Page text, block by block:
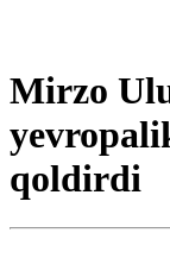
Mirzo
qoldirdi